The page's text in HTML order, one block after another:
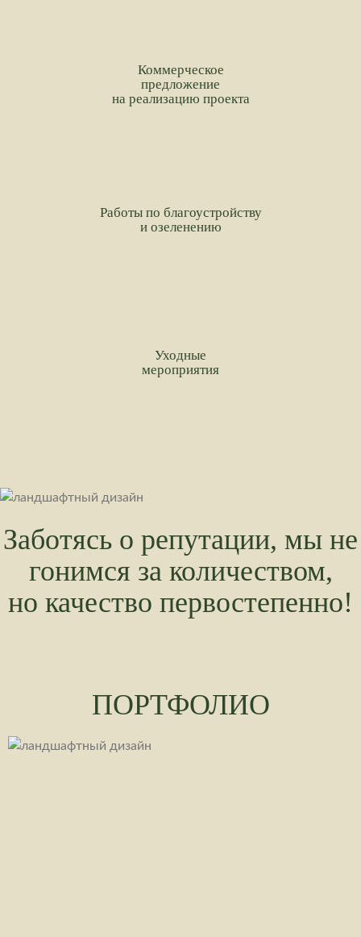
Коммерческое
предложение
на реализацию проекта
Работы по благоустройству
и озеленению
Уходные
мероприятия
Заботясь о репутации, мы не
гонимся за количеством,
но качество первостепенно!
ПОРТФОЛИО